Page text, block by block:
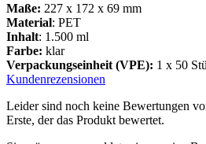
Maße: 227 x 172 x 69 mm
Material: PET
Inhalt: 1.500 ml
Farbe: klar
Verpackungseinheit (VPE): 1 x 50
Kundenrezensionen
Leider sind noch keine Bewertungen
Erste, der das Produkt bewertet.